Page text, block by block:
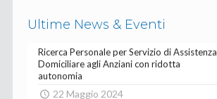
Ultime News & Eventi
Ricerca Personale per Servizio di Assistenza
Domiciliare agli Anziani con ridotta
autonomia
22 Maggio 2024